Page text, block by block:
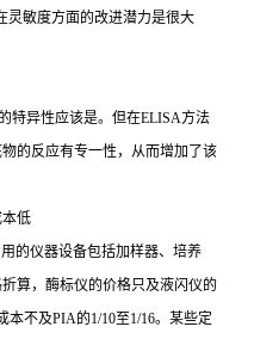
灵敏度方面的改进潜力是很大
的特异性应该是。但在ELISA方法
的反应有专一性，从而增加了该
本低
的仪器设备包括加样器、培养
算，酶标仪的价格只及液闪仪的
本不及PIA的1/10至1/16。某些定